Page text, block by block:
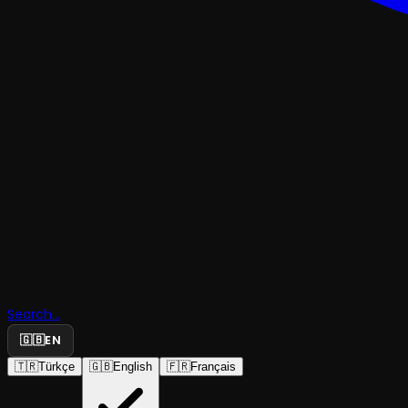
Search...
🇬🇧EN
🇹🇷Türkçe 🇬🇧English 🇫🇷Français
Adamın